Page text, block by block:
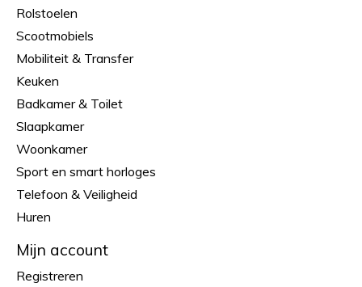
Rolstoelen
Scootmobiels
Mobiliteit & Transfer
Keuken
Badkamer & Toilet
Slaapkamer
Woonkamer
Sport en smart horloges
Telefoon & Veiligheid
Huren
Mijn account
Registreren